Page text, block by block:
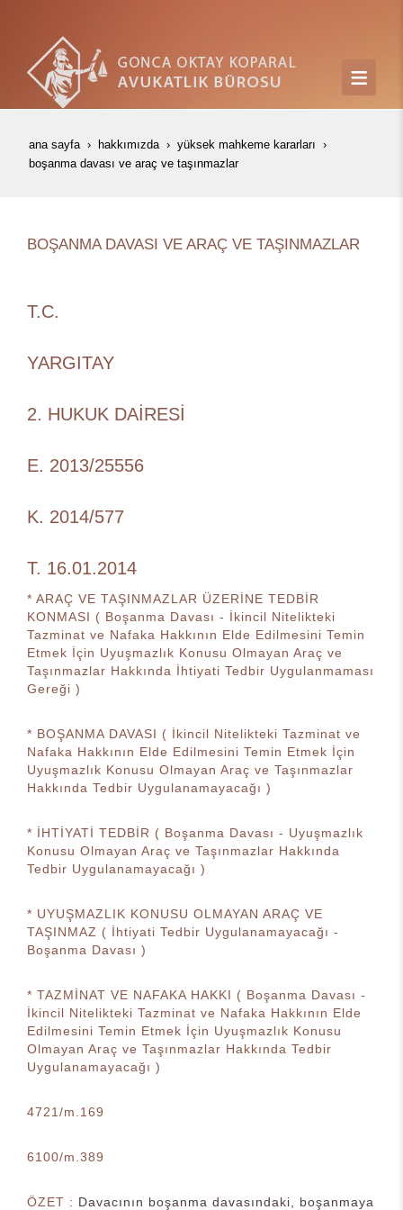
ana sayfa hakkımızda
yüksek mahkeme kararları
boşanma davasi ve araç ve taşinmazlar
BOŞANMA DAVASI VE ARAÇ VE TAŞINMAZLAR
T.C.
YARGITAY
2. HUKUK DAİRESİ
E. 2013/25556
K. 2014/577
T. 16.01.2014
* ARAÇ VE TAŞINMAZLAR ÜZERİNE TEDBİR
KONMASI ( Boşanma Davası - İkincil Nitelikteki
Tazminat ve Nafaka Hakkının Elde Edilmesini Temin
Etmek İçin Uyuşmazlık Konusu Olmayan Araç ve
Taşınmazlar Hakkında İhtiyati Tedbir Uygulanmaması
Gereği )
* BOŞANMA DAVASI ( İkincil Nitelikteki Tazminat ve
Nafaka Hakkının Elde Edilmesini Temin Etmek İçin
Uyuşmazlık Konusu Olmayan Araç ve Taşınmazlar
Hakkında Tedbir Uygulanamayacağı )
* İHTİYATİ TEDBİR ( Boşanma Davası - Uyuşmazlık
Konusu Olmayan Araç ve Taşınmazlar Hakkında
Tedbir Uygulanamayacağı )
* UYUŞMAZLIK KONUSU OLMAYAN ARAÇ VE
TAŞINMAZ ( İhtiyati Tedbir Uygulanamayacağı -
Boşanma Davası )
* TAZMİNAT VE NAFAKA HAKKI ( Boşanma Davası -
İkincil Nitelikteki Tazminat ve Nafaka Hakkının Elde
Edilmesini Temin Etmek İçin Uyuşmazlık Konusu
Olmayan Araç ve Taşınmazlar Hakkında Tedbir
Uygulanamayacağı )
4721/m.169
6100/m.389
ÖZET : Davacının boşanma davasındaki, boşanmaya